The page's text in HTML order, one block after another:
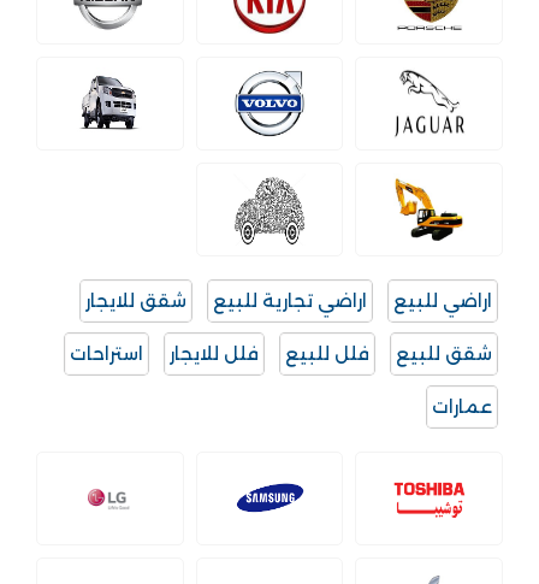
اراضي للبيع اراضي تجارية للبيع شقق للايجار
شقق للبيع فلل للبيع فلل للايجار استراحات
عمارات